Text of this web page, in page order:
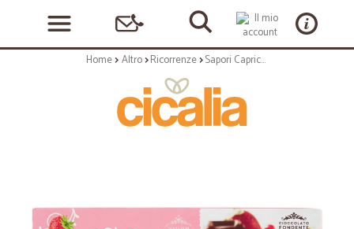
Home Altro Ricorrenze Sapori Capricci Golosi Cioccolato Frutti Rossi 78 gr.